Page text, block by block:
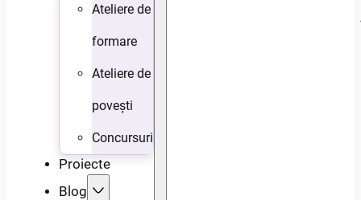
Ateliere de
formare
Ateliere de
povești
Concursuri
Proiecte
Blog